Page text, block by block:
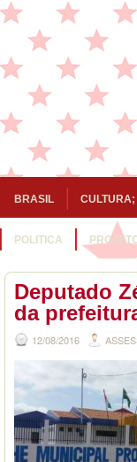
BRASIL CULTURA;
POLITICA
Deputado
da
12/08/2016